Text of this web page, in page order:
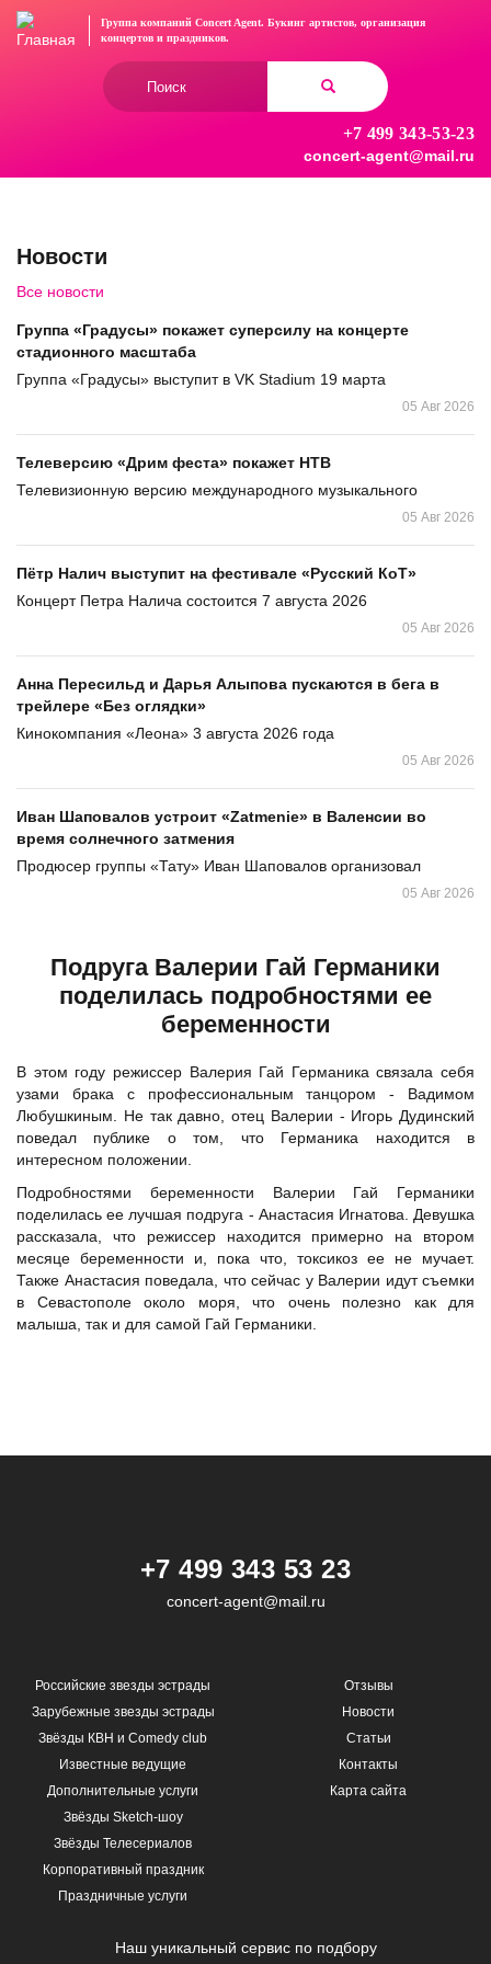
Перейти
Группа компаний Concert Agent. Букинг артистов, организация
концертови праздников.
+7 499 343-53-23
concert-agent@mail.ru
Новости
Все новости
Группа «Градусы» покажет суперсилу на концерте
стадионного масштаба
Группа «Градусы» выступит в VK Stadium 19 марта
05 Авг 2026
Телеверсию «Дрим феста» покажет НТВ
Телевизионную версию международного музыкального
05 Авг 2026
Пётр Налич выступит на фестивале «Русский КоТ»
Концерт Петра Налича состоится 7 августа 2026
05 Авг 2026
Анна Пересильд и Дарья Алыпова пускаются в бега в
трейлере «Без оглядки»
Кинокомпания «Леона» 3 августа 2026 года
05 Авг 2026
Иван Шаповалов устроит «Zatmenie» в Валенсии во
время солнечного затмения
Продюсер группы «Тату» Иван Шаповалов организовал
05 Авг 2026
Подруга Валерии Гай Германики
поделилась подробностями ее
беременности
В этом году режиссер Валерия Гай Германика связала себя
узами брака с профессиональным танцором - Вадимом
Любушкиным. Не так давно, отец Валерии - Игорь Дудинский
поведал публике о том, что Германика находится в
интересном положении.
Подробностями беременности Валерии Гай Германики
поделилась ее лучшая подруга - Анастасия Игнатова. Девушка
рассказала, что режиссер находится примерно на втором
месяце беременности и, пока что, токсикоз ее не мучает.
Также Анастасия поведала, что сейчас у Валерии идут съемки
в Севастополе около моря, что очень полезно как для
малыша, так и для самой Гай Германики.
+7 499 343 53 23
concert-agent@mail.ru
Российские звезды эстрады
Зарубежные звезды эстрады
Звёзды КВН и Comedy club
Известные ведущие
Дополнительные услуги
Звёзды Sketch-шоу
Звёзды Телесериалов
Корпоративный праздник
Праздничные услуги
Отзывы
Новости
Статьи
Контакты
Карта сайта
Наш уникальный сервис по подбору